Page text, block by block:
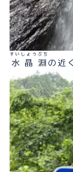
水晶淵
すいしょうぶち
の近